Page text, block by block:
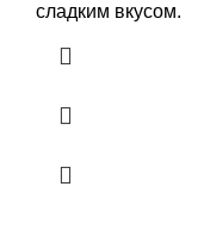
сладким вкусом.